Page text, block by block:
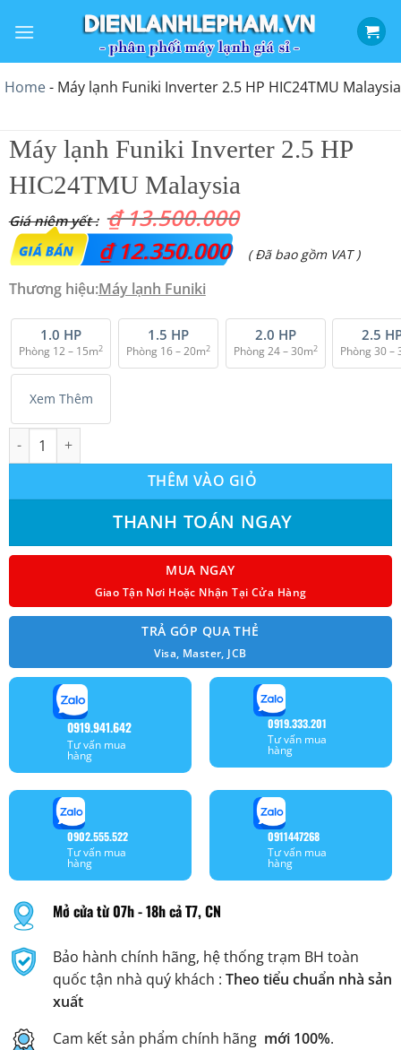
qua
dung
Home- Máy lạnh Funiki Inverter 2.5 HP HIC24TMU Malaysia
Máy lạnh Funiki Inverter 2.5 HP
HIC24TMU Malaysia
₫13.500.000
Giá
gốc
₫ 13.500.000.
₫12.350.000
Giá
là:
₫ 12.350.000.
( Đã bao gồm VAT )
Thương hiệu:Máy lạnh Funiki
1.0 HP
Phòng 12 – 15m2
1.5 HP
Phòng 16 – 20m2
2.0 HP
Phòng 24 – 30m2
2.5
Phòng 30 –
Xem Thêm
Máy lạnh Funiki Inverter 2.5 HP HIC24TMU Malaysia số lượng
THÊM VÀO GIỎ
THANH TOÁN NGAY
MUA NGAY
Giao Tận Nơi Hoặc Nhận Tại Cửa Hàng
TRẢ GÓP QUA THẺ
Visa, Master, JCB
0919.941.642
Tư vấn mua
hàng
0919.333.201
Tư vấn mua
hàng
0902.555.522
Tư vấn mua
hàng
0911447268
Tư vấn mua
hàng
Mở cửa từ 07h - 18h cả T7, CN
Bảo hành chính hãng, hệ thống trạm BH toàn
quốc tận nhà quý khách : Theo tiểu chuẩn nhà sản
xuất
Cam kết sản phẩm chính hãng mới 100%.